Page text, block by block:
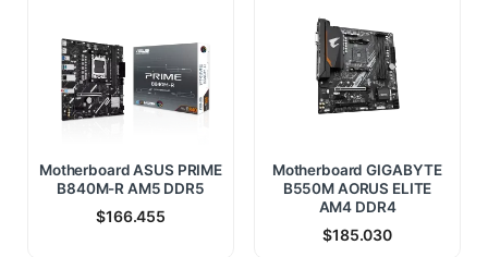
Motherboard ASUS PRIME
B840M-R AM5 DDR5
$166.455
Motherboard GIGABYTE
B550M AORUS ELITE
AM4 DDR4
$185.030